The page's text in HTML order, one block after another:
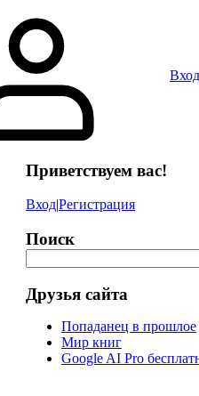
Вход
Приветствуем вас!
Вход|Регистрация
Поиск
Друзья сайта
Попаданец в прошлое
Мир книг
Google AI Pro